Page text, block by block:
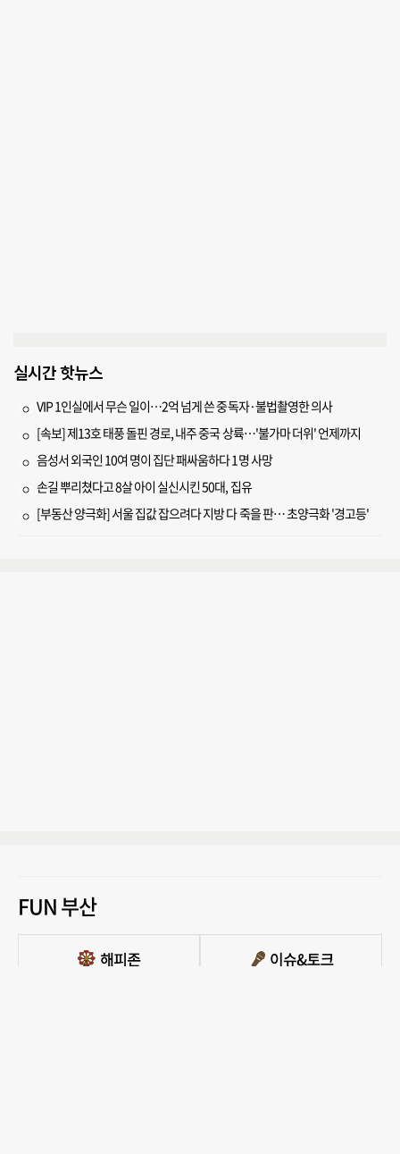
실시간 핫뉴스
VIP 1인실에서 무슨 일이…2억 넘게 쓴 중독자·불법촬영한 의사
[속보] 제13호 태풍 돌핀 경로, 내주 중국 상륙…'불가마 더위' 언제까지
음성서 외국인 10여 명이 집단 패싸움하다 1명 사망
손길 뿌리쳤다고 8살 아이 실신시킨 50대, 집유
[부동산 양극화] 서울 집값 잡으려다 지방 다 죽을 판… 초양극화 '경고등'
FUN 부산